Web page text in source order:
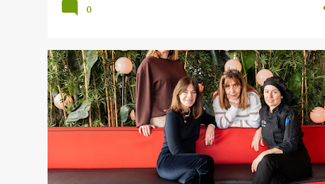
0
RESTAURANTES